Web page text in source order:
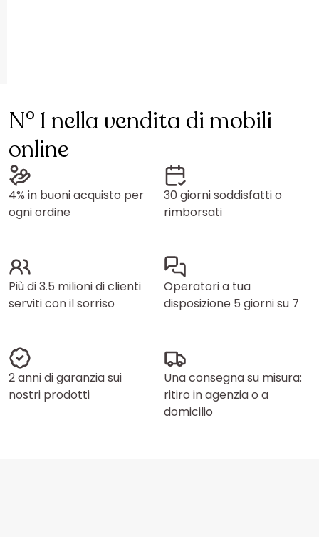
N° 1 nella vendita di mobili
online
4% in buoni acquisto per
ogni ordine
30 giorni soddisfatti o
rimborsati
Più di 3.5 milioni di clienti
serviti con il sorriso
Operatori a tua
disposizione 5 giorni su 7
2 anni di garanzia sui
nostri prodotti
Una consegna su misura:
ritiro in agenzia o a
domicilio